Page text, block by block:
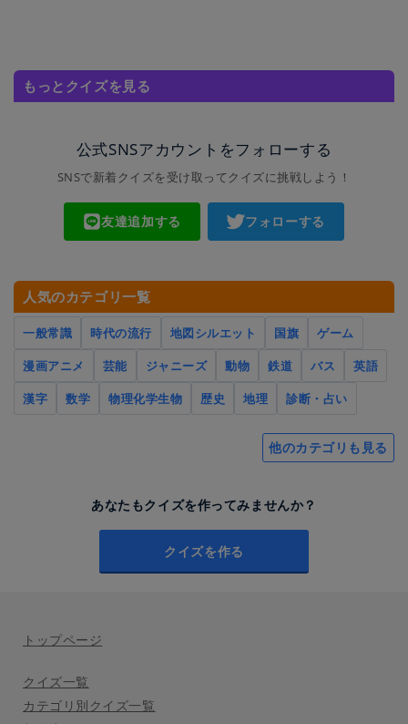
もっとクイズを見る
公式SNSアカウントをフォローする
SNSで新着クイズを受け取ってクイズに挑戦しよう！
友達追加する フォローする
人気のカテゴリ一覧
一般常識 時代の流行 地図シルエット 国旗
ゲーム
漫画アニメ
芸能 ジャニーズ 動物 鉄道 バス
英語
漢字
数学 物理化学生物 歴史 地理 診断・占い
他のカテゴリも見る
あなたもクイズを作ってみませんか？
クイズを作る
トップページ
クイズ一覧
カテゴリ別クイズ一覧